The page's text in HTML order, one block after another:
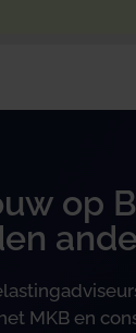
op
MKB en